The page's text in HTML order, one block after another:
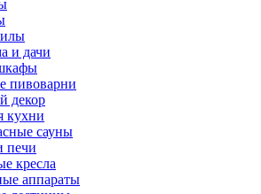
и дачи
пивоварни
декор
кухни
сауны
печи
кресла
аппараты